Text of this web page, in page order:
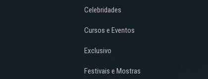
Celebridades
Cursos e Eventos
Exclusivo
Festivais e Mostras